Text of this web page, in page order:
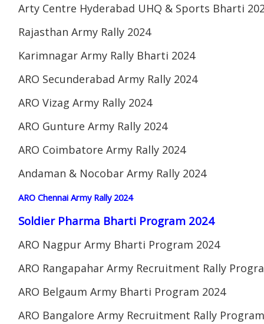
Arty Centre Hyderabad UHQ & Sports Bharti
Rajasthan Army Rally 2024
Karimnagar Army Rally Bharti 2024
ARO Secunderabad Army Rally 2024
ARO Vizag Army Rally 2024
ARO Gunture Army Rally 2024
ARO Coimbatore Army Rally 2024
Andaman & Nocobar Army Rally 2024
ARO Chennai Army Rally 2024
Soldier Pharma Bharti Program 2024
ARO Nagpur Army Bharti Program 2024
ARO Rangapahar Army Recruitment Rally
ARO Belgaum Army Bharti Program 2024
ARO Bangalore Army Recruitment Rally